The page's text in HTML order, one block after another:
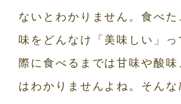
ないとわかりません。食べ
味をどんなけ「美味しい」
際に食べるまでは甘味や酸
はわかりませんよね。そんな